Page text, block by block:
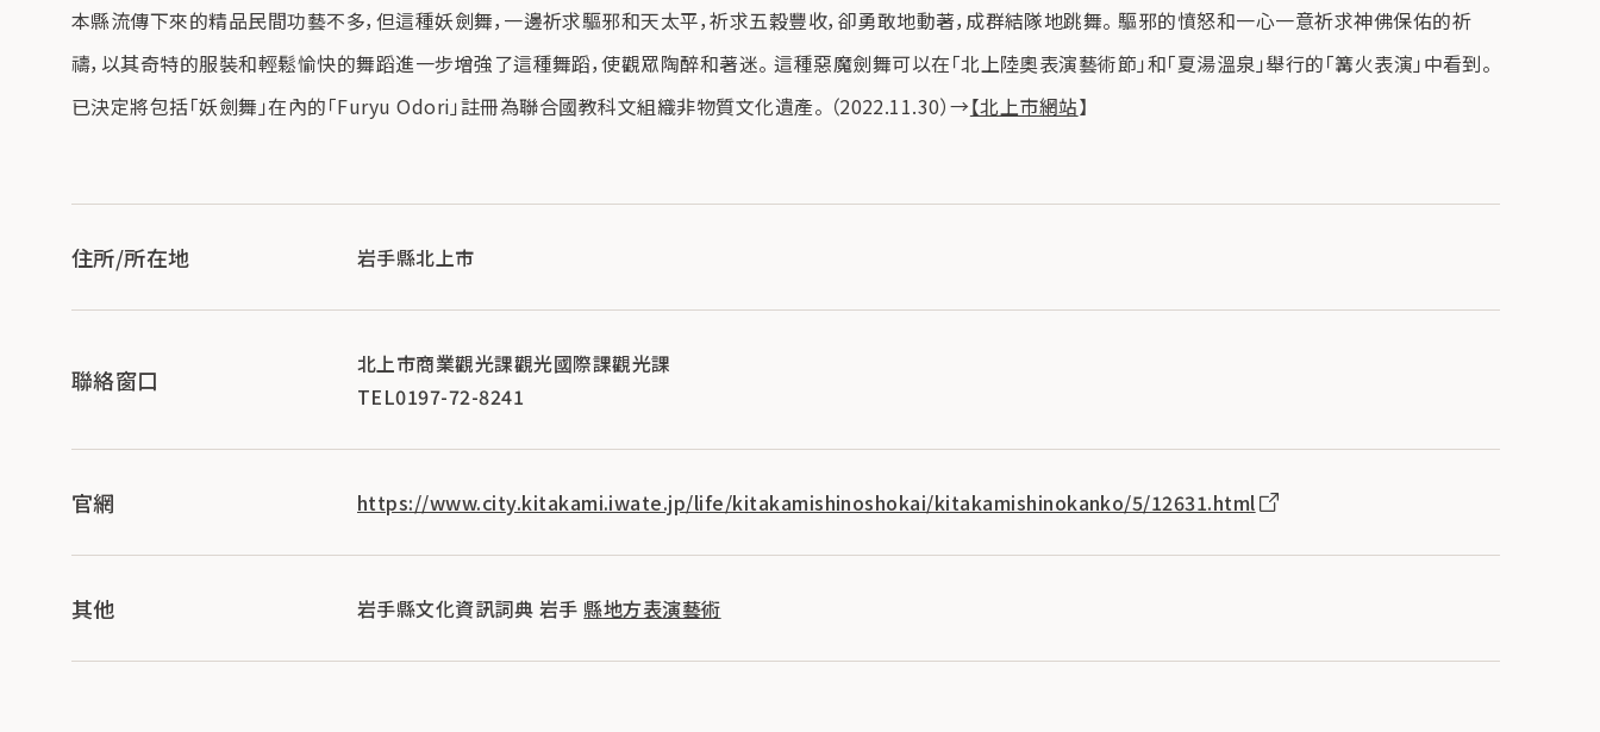
本縣流傳下來的精品民間功藝不多，但這種妖劍舞，一邊祈求驅邪和天太平，祈求五穀豐收，卻勇敢地動著，成群結隊地跳舞。 驅邪的憤怒和一心一意祈求神佛保佑的祈
禱，以其奇特的服裝和輕鬆愉快的舞蹈進一步增強了這種舞蹈，使觀眾陶醉和著迷。 這種惡魔劍舞可以在「北上陸奧表演藝術節」和「夏湯溫泉」舉行的「篝火表演」中看到。
已決定將包括「妖劍舞」在內的「Furyu Odori」註冊為聯合國教科文組織非物質文化遺產。 （2022.11.30）→【北上市網站】
住所/所在地 岩手縣北上市
聯絡窗口
北上市商業觀光課觀光國際課觀光課
TEL0197-72-8241
官網 https://www.city.kitakami.iwate.jp/life/kitakamishinoshokai/kitakamishinokanko/5/12631.html
其他 岩手縣文化資訊詞典 岩手 縣地方表演藝術